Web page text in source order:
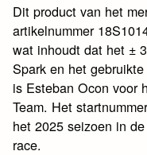
Dit product van het
artikelnummer
wat inhoudt dat het ±
Spark en het
is Esteban Ocon voor
Team. Het
het 2025 seizoen in
race.